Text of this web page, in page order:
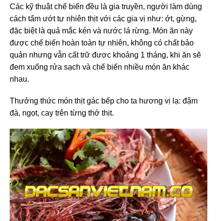
Các kỹ thuật chế biến đều là gia truyền, người làm dùng
cách tẩm ướt tự nhiên thịt với các gia vị như: ớt, gừng,
đặc biệt là quả mắc kén và nước lá rừng. Món ăn này
được chế biến hoàn toàn tự nhiên, không có chất bảo
quản nhưng vẫn cất trữ được khoảng 1 tháng, khi ăn sẽ
đem xuống rửa sạch và chế biến nhiều món ăn khác
nhau.
Thưởng thức món thịt gác bếp cho ta hương vị lạ: đậm
đà, ngọt, cay trên từng thớ thịt.